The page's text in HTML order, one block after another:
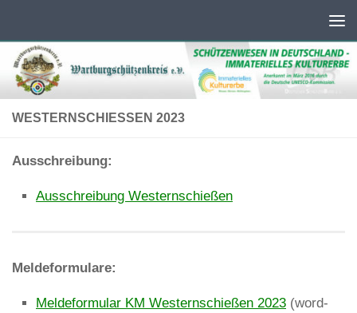
WESTERNSCHIESSEN 2023
Ausschreibung:
Ausschreibung Westernschießen
Meldeformulare:
Meldeformular KM Westernschießen 2023 (word-